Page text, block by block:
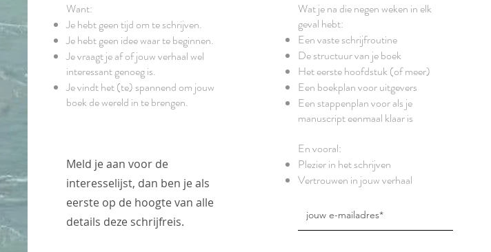
Want:
Je hebt geen tijd om te schrijven.
Je hebt geen idee waar te beginnen.
Je vraagt je af of jouw verhaal wel
interessant genoeg is.
Je vindt het (te) spannend om jouw
boek de wereld in te brengen.
Meld je aan voor de
interesselijst, dan ben je als
eerste op de hoogte van alle
details deze schrijfreis.
Wat je na die negen weken in elk
geval hebt:
Een vaste schrijfroutine
De structuur van je boek
Het eerste hoofdstuk (of meer)
Een boekplan voor uitgevers
Een stappenplan voor als je
manuscript eenmaal klaar is
En vooral:
Plezier in het schrijven
Vertrouwen in jouw verhaal